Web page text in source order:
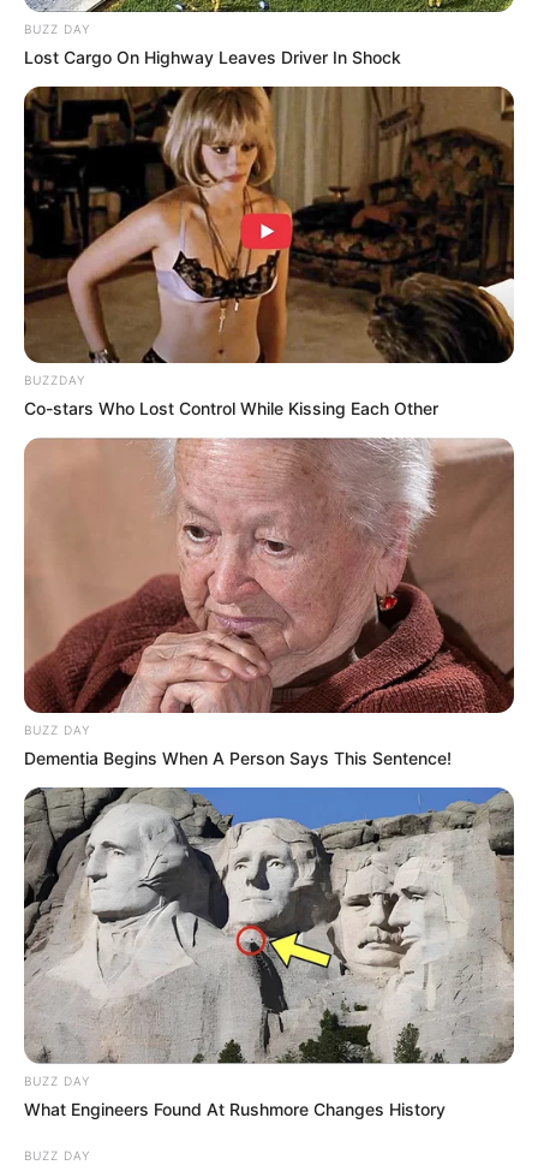
BUZZ DAY
Lost Cargo On Highway Leaves Driver In Shock
BUZZDAY
Co-stars Who Lost Control While Kissing Each Other
BUZZ DAY
Dementia Begins When A Person Says This Sentence!
BUZZ DAY
What Engineers Found At Rushmore Changes History
BUZZ DAY